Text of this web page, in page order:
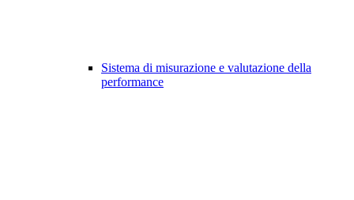
Sistema di misurazione e valutazione della
performance